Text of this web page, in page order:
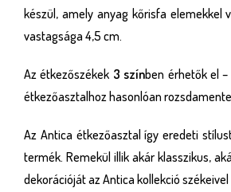
készül, amely anyag kőrisfa elemekkel
vastagsága 4,5 cm.
Az étkezőszékek 3 színben érhetők el
étkezőasztalhoz hasonlóan
Az Antica étkezőasztal így eredeti
termék. Remekül illik akár klasszikus,
dekorációját az Antica kollekció